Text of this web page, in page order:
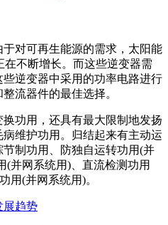
对可再生能源的需求，太阳能
在不断增长。而这些逆变器需
逆变器中采用的功率电路进行
流器件的最佳选择。
功用，还具有最大限制地发扬
维护功用。归结起来有主动运
制功用、防独自运转功用(并
(并网系统用)、直流检测功用
用(并网系统用)。
展趋势